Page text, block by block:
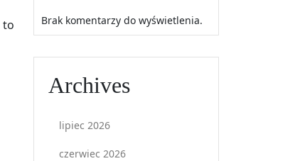
to
Brak komentarzy do wyświetlenia.
Archives
lipiec 2026
czerwiec 2026